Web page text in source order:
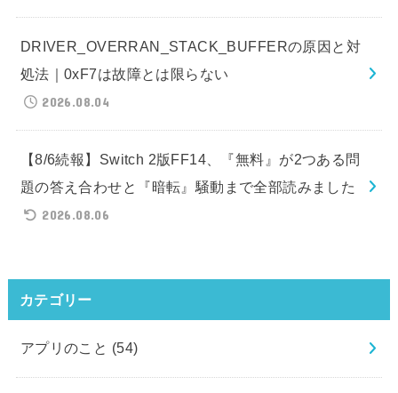
DRIVER_OVERRAN_STACK_BUFFERの原因と対
処法｜0xF7は故障とは限らない
2026.08.04
【8/6続報】Switch 2版FF14、『無料』が2つある問
題の答え合わせと『暗転』騒動まで全部読みました
2026.08.06
カテゴリー
アプリのこと (54)